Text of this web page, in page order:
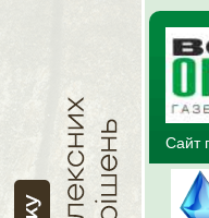
Перейти до основного
Сайт